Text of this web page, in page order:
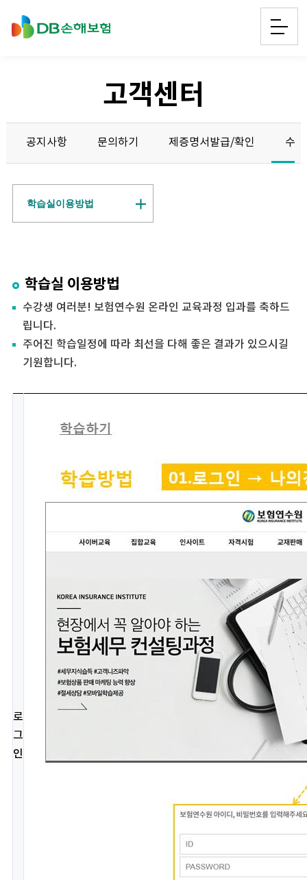
고객센터
공지사항 문의하기 제증명서발급/확인 수
학습실이용방법
학습실 이용방법
수강생 여러분! 보험연수원 온라인 교육과정 입과를 축하드
립니다.
주어진 학습일정에 따라 최선을 다해 좋은 결과가 있으시길
기원합니다.
로
그
인